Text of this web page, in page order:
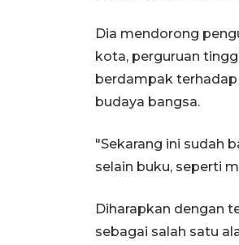
Dia mendorong
kota, perguruan
berdampak
budaya bangsa.
"Sekarang ini sudah
selain buku, seperti
Diharapkan dengan
sebagai salah satu